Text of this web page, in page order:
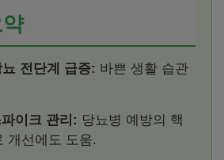
전단계 급증: 바쁜 생활 습관
이크 관리: 당뇨병 예방의 핵
개선에도 도움.